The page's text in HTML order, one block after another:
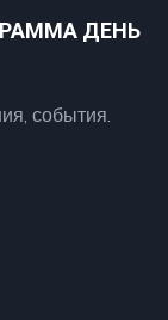
ДЕНЬ
события.